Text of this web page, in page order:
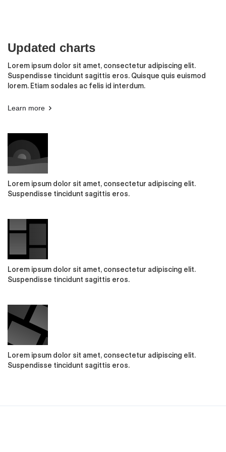
Updated charts
Lorem ipsum dolor sit amet, consectetur adipiscing elit.
Suspendisse tincidunt sagittis eros. Quisque quis euismod
lorem. Etiam sodales ac felis id interdum.
Learn more
Lorem ipsum dolor sit amet, consectetur adipiscing elit.
Suspendisse tincidunt sagittis eros.
Lorem ipsum dolor sit amet, consectetur adipiscing elit.
Suspendisse tincidunt sagittis eros.
Lorem ipsum dolor sit amet, consectetur adipiscing elit.
Suspendisse tincidunt sagittis eros.